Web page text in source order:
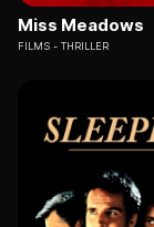
Miss Meadows
FILMS THRILLER